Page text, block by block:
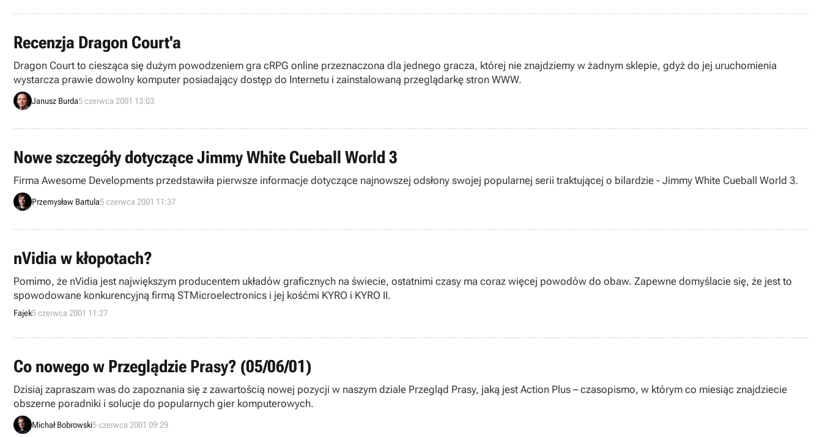
Recenzja Dragon Court'a
Dragon Court to ciesząca się dużym powodzeniem gra cRPG online przeznaczona dla jednego gracza, której nie znajdziemy w żadnym sklepie, gdyż do jej uruchomienia
wystarcza prawie dowolny komputer posiadający dostęp do Internetu i zainstalowaną przeglądarkę stron WWW.
Janusz Burda5 czerwca 2001 13:03
Nowe szczegóły dotyczące Jimmy White Cueball World 3
Firma Awesome Developments przedstawiła pierwsze informacje dotyczące najnowszej odsłony swojej popularnej serii traktującej o bilardzie - Jimmy White Cueball World 3.
Przemysław Bartula5 czerwca 2001 11:37
nVidia w kłopotach?
Pomimo, że nVidia jest największym producentem układów graficznych na świecie, ostatnimi czasy ma coraz więcej powodów do obaw. Zapewne domyślacie się, że jest to
spowodowane konkurencyjną firmą STMicroelectronics i jej kośćmi KYRO i KYRO II.
Fajek5 czerwca 2001 11:27
Co nowego w Przeglądzie Prasy? (05/06/01)
Dzisiaj zapraszam was do zapoznania się z zawartością nowej pozycji w naszym dziale Przegląd Prasy, jaką jest Action Plus – czasopismo, w którym co miesiąc znajdziecie
obszerne poradniki i solucje do popularnych gier komputerowych.
Michał Bobrowski5 czerwca 2001 09:29